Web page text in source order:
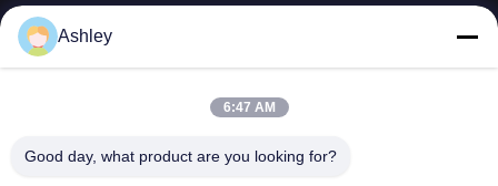
LTD.
Ashley
6:47 AM
Good day, what product are you looking for?